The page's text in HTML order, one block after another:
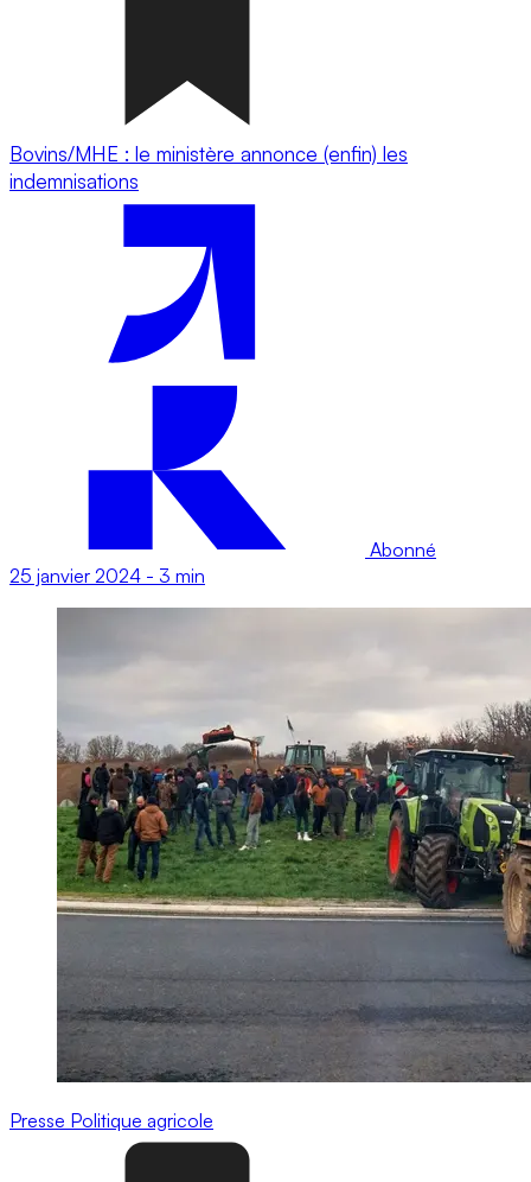
Bovins/MHE : le ministère annonce (enfin) les
indemnisations
Abonné
25 janvier 2024 - 3 min
Presse Politique agricole